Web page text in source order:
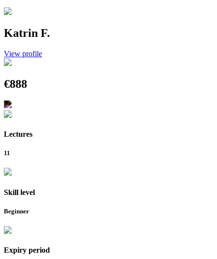
Katrin F.
View profile
€888
Lectures
11
Skill level
Beginner
Expiry period